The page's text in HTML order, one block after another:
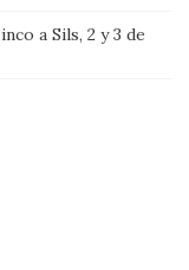
a Sils, 2 y 3 de